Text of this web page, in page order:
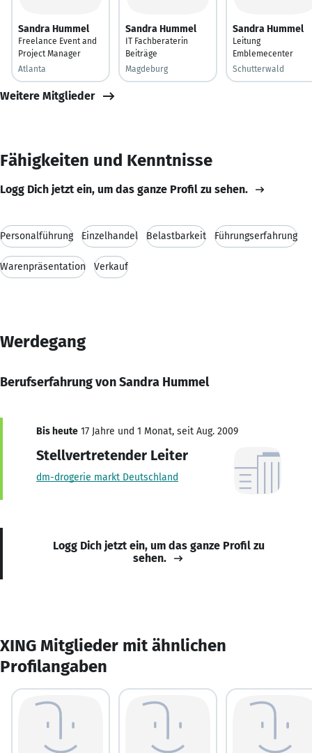
Sandra Hummel
Freelance Event and
Project Manager
Atlanta
Sandra Hummel
IT Fachberaterin
Beiträge
Magdeburg
Sandra Hummel
Leitung
Emblemecenter
Schutterwald
Weitere Mitglieder
Fähigkeiten und Kenntnisse
Logg Dich jetzt ein, um das ganze Profil zu sehen.
Personalführung Einzelhandel Belastbarkeit Führungserfahrung
Warenpräsentation Verkauf
Werdegang
Berufserfahrung von Sandra Hummel
Bis heute 17 Jahre und 1 Monat, seit Aug. 2009
Stellvertretender Leiter
dm-drogerie markt Deutschland
Logg Dich jetzt ein, um das ganze Profil zu
sehen.
XING Mitglieder mit ähnlichen
Profilangaben